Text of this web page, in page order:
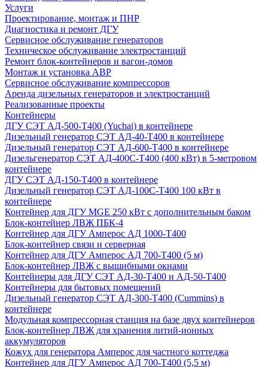
Услуги
Проектирование, монтаж и ПНР
Диагностика и ремонт ДГУ
Сервисное обслуживание генераторов
Техническое обслуживание электростанций
Ремонт блок-контейнеров и вагон-домов
Монтаж и установка АВР
Сервисное обслуживание компрессоров
Аренда дизельных генераторов и электростанций
Реализованные проекты
Контейнеры
ДГУ СЭТ АД-500-Т400 (Yuchai) в контейнере
Дизельный генератор СЭТ АД-40-Т400 в контейнере
Дизельный генератор СЭТ АД-600-Т400 в контейнере
Дизельгенератор СЭТ АД-400С-Т400 (400 кВт) в 5-метровом
контейнере
ДГУ СЭТ АД-150-Т400 в контейнере
Дизельный генератор СЭТ АД-100С-Т400 100 кВт в
контейнере
Контейнер для ДГУ MGE 250 кВт с дополнительным баком
Блок-контейнер ЛВЖ ПБК-4
Контейнер для ДГУ Амперос АД 1000-Т400
Блок-контейнер связи и серверная
Контейнер для ДГУ Амперос АД 700-Т400 (5 м)
Блок-контейнер ЛВЖ с вышибными окнами
Контейнеры для ДГУ СЭТ АД-30-Т400 и АД-50-Т400
Контейнеры для бытовых помещений
Дизельный генератор СЭТ АД-300-Т400 (Cummins) в
контейнере
Модульная компрессорная станция на базе двух контейнеров
Блок-контейнер ЛВЖ для хранения литий-ионных
аккумуляторов
Кожух для генератора Амперос для частного коттеджа
Контейнер для ДГУ Амперос АД 700-Т400 (5,5 м)